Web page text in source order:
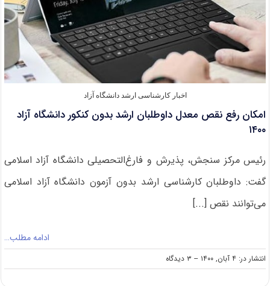
اخبار کارشناسی ارشد دانشگاه آزاد
امکان رفع نقص معدل داوطلبان ارشد بدون کنکور دانشگاه آزاد
۱۴۰۰
رئیس مرکز سنجش، پذیرش و فارغ‌التحصیلی دانشگاه آزاد اسلامی
گفت: داوطلبان کارشناسی ارشد بدون‌ آزمون دانشگاه آزاد اسلامی
می‌توانند نقص [...]
ادامه مطلب…
انتشار در: ۴ آبان, ۱۴۰۰ -- ۳ دیدگاه
on
امکان